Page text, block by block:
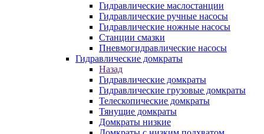
Гидравлические маслостанции
Гидравлические ручные насосы
Гидравлические ножные насосы
Станции смазки
Пневмогидравлические насосы
Гидравлические домкраты
Назад
Гидравлические домкраты
Гидравлические грузовые домкраты
Телескопические домкраты
Тянущие домкраты
Домкраты низкие